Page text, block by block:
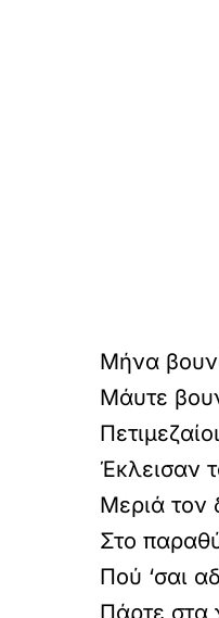
Μήνα
Μάυτε
Έκλεισαν
Μεριά τον
Στο
Πού ‘σαι
Πάρτε στα